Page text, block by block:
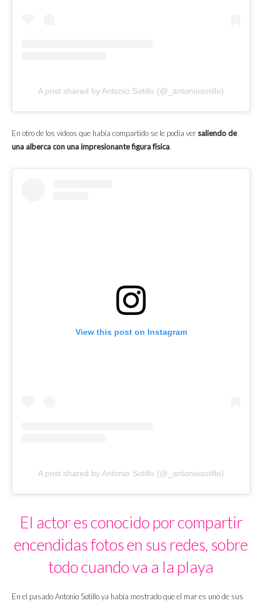
A post shared by Antonio Sotillo (@_antoniosotillo)
En otro de los videos que había compartido se le podía ver saliendo de
una alberca con una impresionante figura física.
View this post on Instagram
A post shared by Antonio Sotillo (@_antoniosotillo)
El actor es conocido por compartir
encendidas fotos en sus redes, sobre
todo cuando va a la playa
En el pasado Antonio Sotillo ya había mostrado que el mar es uno de sus